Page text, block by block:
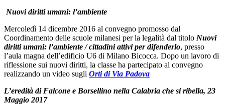
Nuovi diritti umani: l’ambiente
Mercoledì 14 dicembre 2016 al convegno promosso dal
Coordinamento delle scuole milanesi per la legalità dal titolo Nuovi
diritti umani: l’ambiente / cittadini attivi per difenderlo, presso
l’aula magna dell’edificio U6 di Milano Bicocca. Dopo un lavoro di
riflessione sui nuovi diritti, la classe ha partecipato al convegno
realizzando un video sugli Orti di Via Padova
L’eredità di Falcone e Borsellino nella Calabria che si ribella, 23
Maggio 2017